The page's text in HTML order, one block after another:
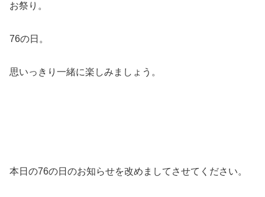
お祭り。
76の日。
思いっきり一緒に楽しみましょう。
本日の76の日のお知らせを改めましてさせてください。